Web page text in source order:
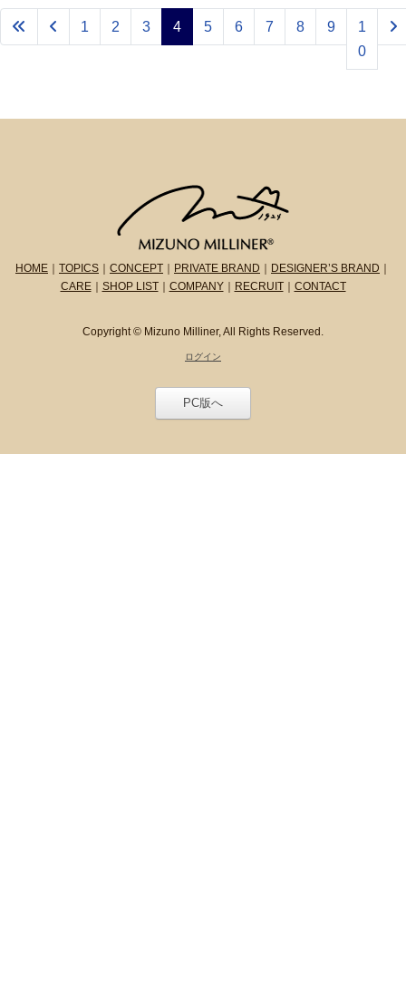
1 2 3 4 5 6 7 8 9
1
0
HOME TOPICS CONCEPT PRIVATE BRAND DESIGNER’S BRAND
CARE｜ SHOP LIST｜ COMPANY｜ RECRUIT｜ CONTACT
Copyright © Mizuno Milliner, All Rights Reserved.
ログイン
PC版へ